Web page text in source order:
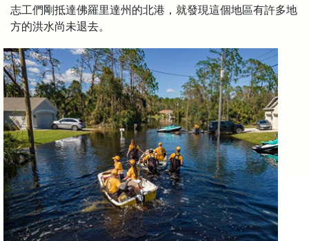
志工們剛抵達佛羅里達州的北港，就發現這個地區有許多地
方的洪水尚未退去。